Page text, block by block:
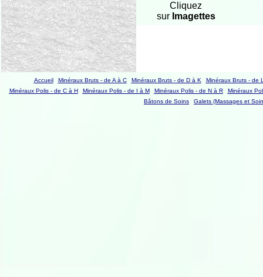
Cliquez
surImagettes
Accueil Minéraux Bruts - de A à C Minéraux Bruts - de D à K
Minéraux Bruts - de
Minéraux Polis - de C à H
Minéraux Polis - de I à M Minéraux Polis - de N à R
Minéraux
Bâtons de Soins
Galets (Massages et